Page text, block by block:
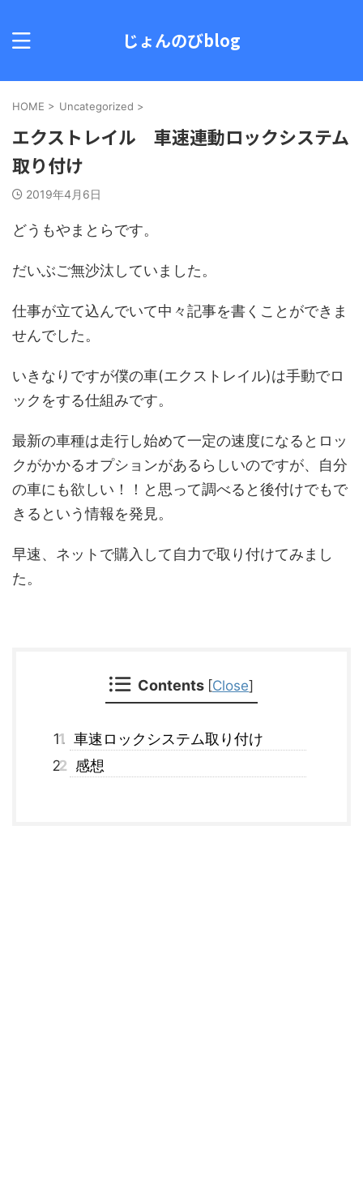
じょんのびblog
HOME > Uncategorized >
エクストレイル 車速連動ロックシステム
取り付け
2019年4月6日
どうもやまとらです。
だいぶご無沙汰していました。
仕事が立て込んでいて中々記事を書くことができま
せんでした。
いきなりですが僕の車(エクストレイル)は手動でロ
ックをする仕組みです。
最新の車種は走行し始めて一定の速度になるとロッ
クがかかるオプションがあるらしいのですが、自分
の車にも欲しい！！と思って調べると後付けでもで
きるという情報を発見。
早速、ネットで購入して自力で取り付けてみまし
た。
Contents [Close]
1 車速ロックシステム取り付け
2 感想